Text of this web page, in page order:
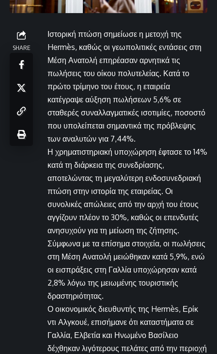
SHARE
Ιστορική πτώση σημείωσε η μετοχή της
Hermès, καθώς οι γεωπολιτικές εντάσεις στη
Μέση Ανατολή επηρέασαν αρνητικά τις
πωλήσεις του οίκου πολυτελείας. Κατά το
πρώτο τρίμηνο του έτους, η εταιρεία
κατέγραψε αύξηση πωλήσεων 5,6% σε
σταθερές συναλλαγματικές ισοτιμίες, ποσοστό
που υπολείπεται σημαντικά της πρόβλεψης
των αναλυτών για 7,44%.
Η χρηματιστηριακή υποχώρηση έφτασε το 14%
κατά τη διάρκεια της συνεδρίασης,
αποτελώντας τη μεγαλύτερη ενδοσυνεδριακή
πτώση στην ιστορία της εταιρείας. Οι
συνολικές απώλειες από την αρχή του έτους
αγγίζουν πλέον το 30%, καθώς οι επενδυτές
ανησυχούν για τη μείωση της ζήτησης.
Σύμφωνα με τα επίσημα στοιχεία, οι πωλήσεις
στη Μέση Ανατολή μειώθηκαν κατά 5,9%, ενώ
οι εισπράξεις στη Γαλλία υποχώρησαν κατά
2,8% λόγω της μειωμένης τουριστικής
δραστηριότητας.
Ο οικονομικός διευθυντής της Hermès, Ερίκ
ντι Αλγκουέ, επισήμανε ότι καταστήματα σε
Γαλλία, Ελβετία και Ηνωμένο Βασίλειο
δέχθηκαν λιγότερους πελάτες από την περιοχή